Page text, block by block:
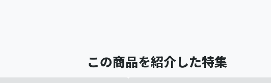
この商品を紹介した特集